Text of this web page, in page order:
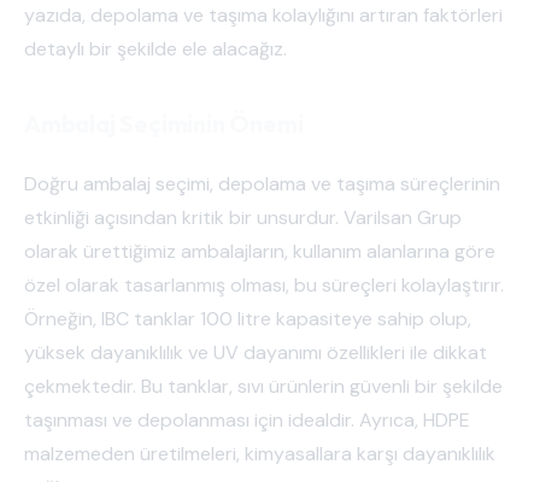
yazıda, depolama ve taşıma kolaylığını artıran faktörleri
detaylı bir şekilde ele alacağız.
Doğru ambalaj seçimi, depolama ve taşıma süreçlerinin
etkinliği açısından kritik bir unsurdur. Varilsan Grup
olarak ürettiğimiz ambalajların, kullanım alanlarına göre
özel olarak tasarlanmış olması, bu süreçleri kolaylaştırır.
Örneğin, IBC tanklar 100 litre kapasiteye sahip olup,
yüksek dayanıklılık ve UV dayanımı özellikleri ile dikkat
çekmektedir. Bu tanklar, sıvı ürünlerin güvenli bir şekilde
taşınması ve depolanması için idealdir. Ayrıca, HDPE
malzemeden üretilmeleri, kimyasallara karşı dayanıklılık